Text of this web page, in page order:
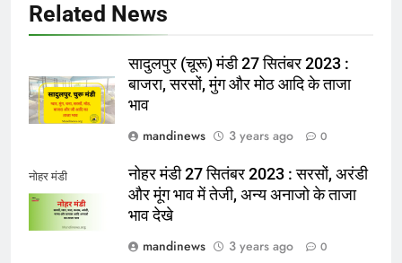
Related News
सादुलपुर (चूरू) मंडी 27 सितंबर 2023 :
बाजरा, सरसों, मुंग और मोठ आदि के ताजा
भाव
mandinews
3 years ago 0
नोहर मंडी
नोहर मंडी 27 सितंबर 2023 : सरसों, अरंडी
और मूंग भाव में तेजी, अन्य अनाजो के ताजा
भाव देखे
mandinews
3 years ago 0